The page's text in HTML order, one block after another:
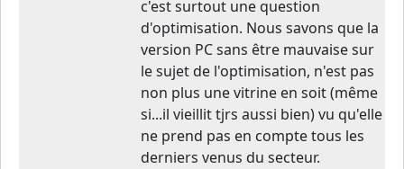
c'est surtout une question
d'optimisation. Nous savons que la
version PC sans être mauvaise sur
le sujet de l'optimisation, n'est pas
non plus une vitrine en soit (même
si...il vieillit tjrs aussi bien) vu qu'elle
ne prend pas en compte tous les
derniers venus du secteur.